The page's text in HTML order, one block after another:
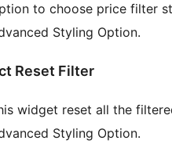
to choose price filter
Styling Option.
Reset Filter
widget reset all the
Styling Option.